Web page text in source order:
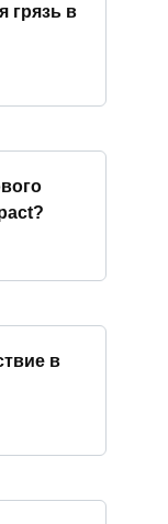
грязь в
в